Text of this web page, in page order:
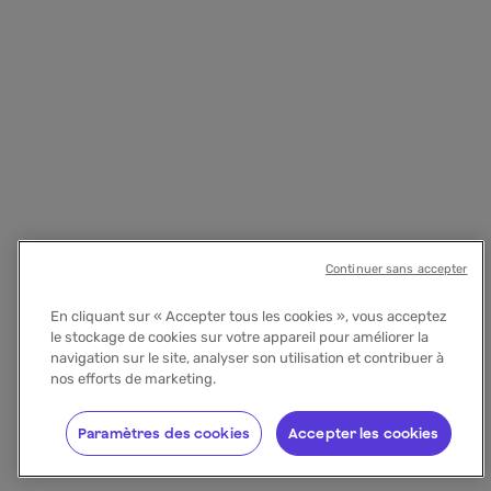
En cliquant sur « Accepter tous les cookies », vous acceptez
le stockage de cookies sur votre appareil pour améliorer la
navigation sur le site, analyser son utilisation et contribuer à
nos efforts de marketing.
Accepter les cookies
Paramètres des cookies
Continuer sans accepter